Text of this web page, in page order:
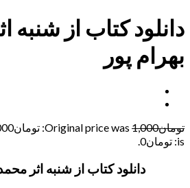
دانلود کتاب از شنبه
بهرام پور
تومان1,000 Original price was: تومان1,000.
is: تومان0.
دانلود کتاب از شنبه اثر